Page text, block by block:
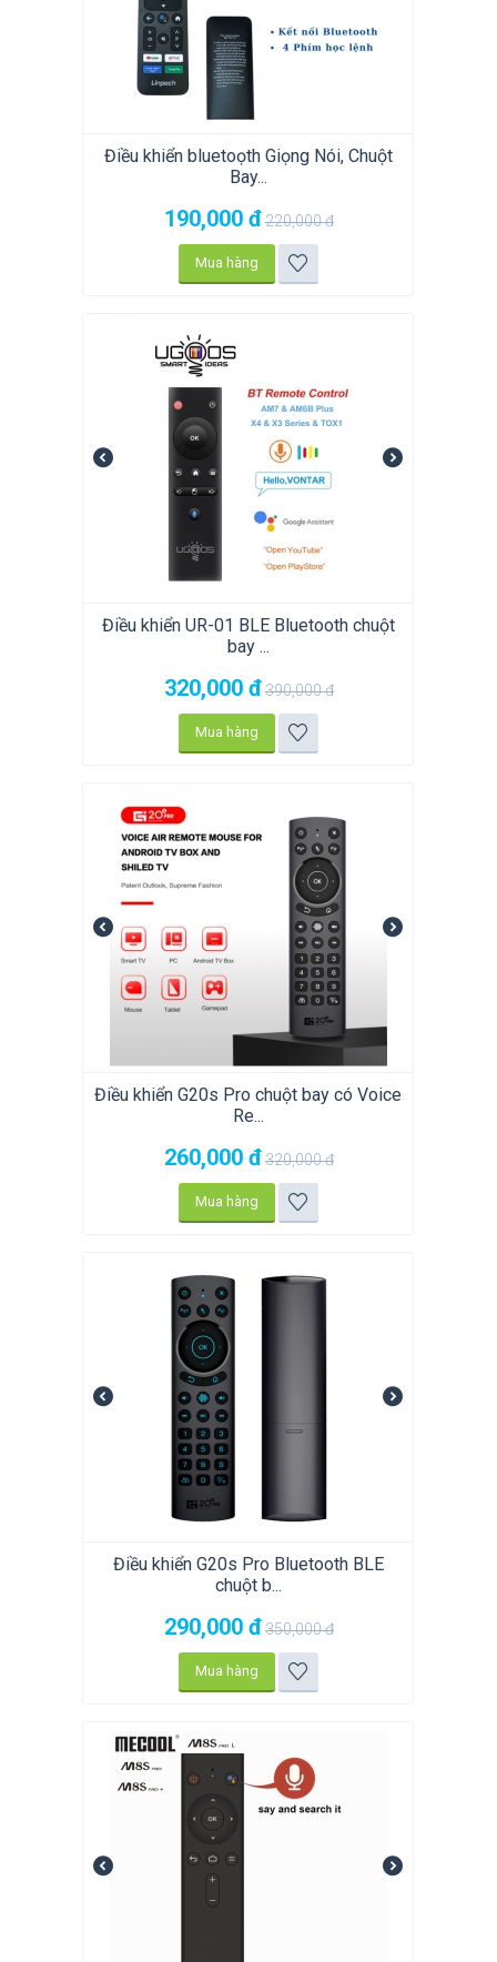
Điều khiển bluetoọth Giọng Nói, Chuột
Bay...
190,000 đ220,000đ
Mua hàng
Điều khiển UR-01 BLE Bluetooth chuột
bay ...
320,000 đ390,000đ
Mua hàng
Điều khiển G20s Pro chuột bay có Voice
Re...
260,000 đ320,000đ
Mua hàng
Điều khiển G20s Pro Bluetooth BLE
chuột b...
290,000 đ350,000đ
Mua hàng